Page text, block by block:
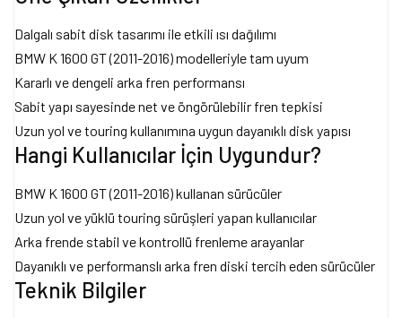
Dalgalı sabit disk tasarımı ile etkili ısı dağılımı
BMW K 1600 GT (2011-2016) modelleriyle tam uyum
Kararlı ve dengeli arka fren performansı
Sabit yapı sayesinde net ve öngörülebilir fren tepkisi
Uzun yol ve touring kullanımına uygun dayanıklı disk yapısı
Hangi Kullanıcılar İçin Uygundur?
BMW K 1600 GT (2011-2016) kullanan sürücüler
Uzun yol ve yüklü touring sürüşleri yapan kullanıcılar
Arka frende stabil ve kontrollü frenleme arayanlar
Dayanıklı ve performanslı arka fren diski tercih eden sürücüler
Teknik Bilgiler